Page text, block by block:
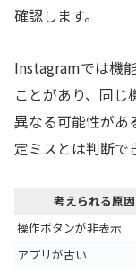
確認します。
Instagramでは機
ことがあり、同
異なる可能性があ
定ミスとは判断で
考えられる原因
操作ボタンが非表示
アプリが古い